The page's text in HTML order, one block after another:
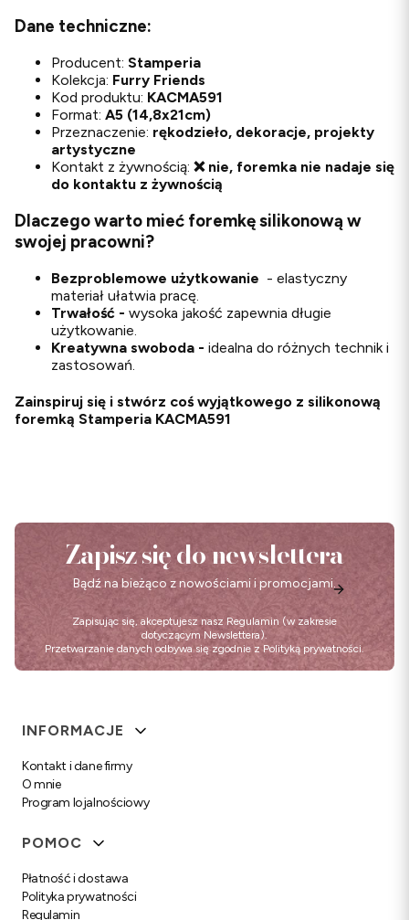
Dane techniczne:
Producent: Stamperia
Kolekcja: Furry Friends
Kod produktu: KACMA591
Format: A5 (14,8x21cm)
Przeznaczenie: rękodzieło, dekoracje, projekty
artystyczne
Kontakt z żywnością: ❌ nie, foremka nie nadaje się
do kontaktu z żywnością
Dlaczego warto mieć foremkę silikonową w
swojej pracowni?
Bezproblemowe użytkowanie - elastyczny
materiał ułatwia pracę.
Trwałość - wysoka jakość zapewnia długie
użytkowanie.
Kreatywna swoboda - idealna do różnych technik i
zastosowań.
Zainspiruj się i stwórz coś wyjątkowego z silikonową
foremką Stamperia KACMA591
Zapisz się do newslettera
Bądź na bieżąco z nowościami i promocjami.
Zapisując się, akceptujesz nasz Regulamin (w zakresie
dotyczącym Newslettera).
Przetwarzanie danych odbywa się zgodnie z Polityką prywatności.
Linki w stopce
INFORMACJE
Kontakt i dane firmy
O mnie
Program lojalnościowy
POMOC
Płatność i dostawa
Polityka prywatności
Regulamin